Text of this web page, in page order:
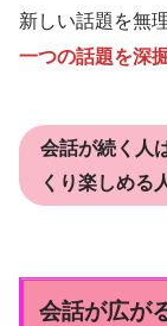
新しい話題を無
一つの話題を深
会話が続く人
くり楽しめる
会話が広が